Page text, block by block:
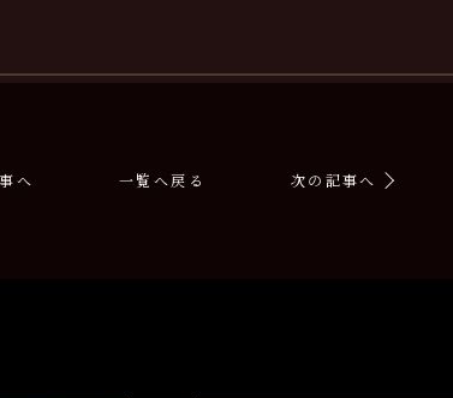
へ 一覧へ戻る 次の記事へ